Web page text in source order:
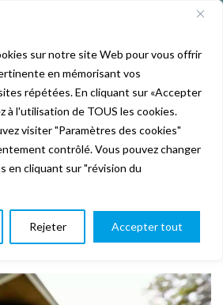
sur notre site Web pour vous offrir
en mémorisant vos
répétées. En cliquant sur «Accepter
à l'utilisation de TOUS les cookies.
visiter "Paramètres des cookies"
contrôlé. Vous pouvez changer
en cliquant sur "révision du
Rejeter Accepter tout
?